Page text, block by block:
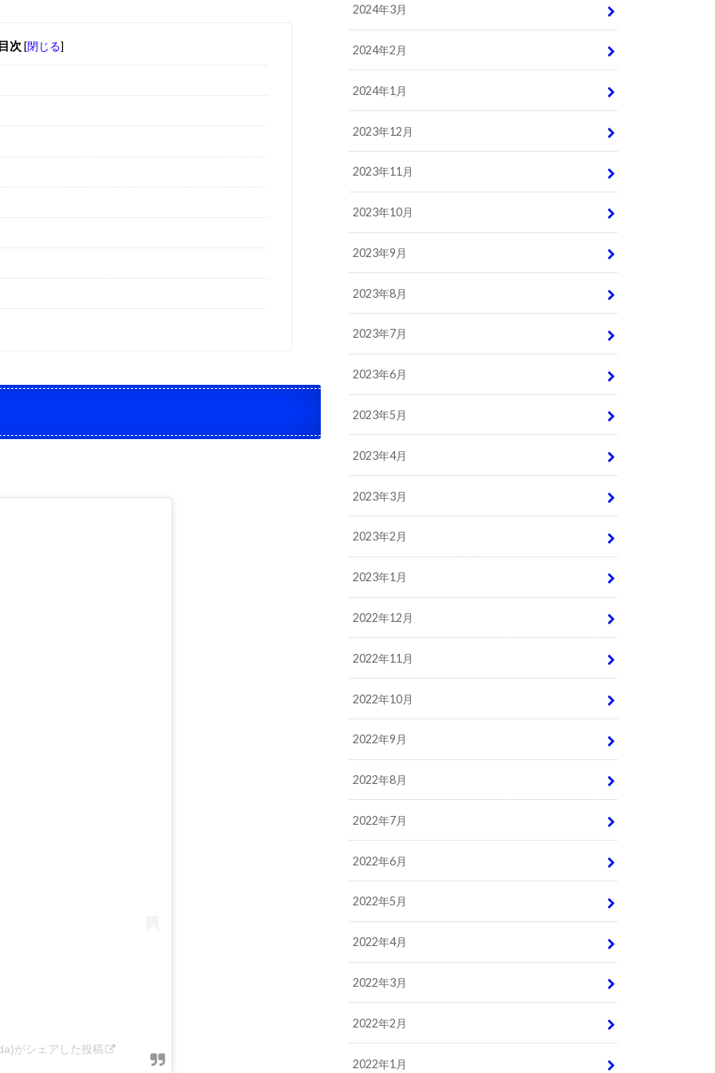
次 [閉じる]
がシェアした投稿
2024年3月
2024年2月
2024年1月
2023年12月
2023年11月
2023年10月
2023年9月
2023年8月
2023年7月
2023年6月
2023年5月
2023年4月
2023年3月
2023年2月
2023年1月
2022年12月
2022年11月
2022年10月
2022年9月
2022年8月
2022年7月
2022年6月
2022年5月
2022年4月
2022年3月
2022年2月
2022年1月